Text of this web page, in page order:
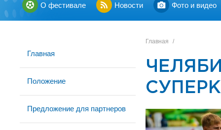
О фестивале Новости Фото и видео
Главная
Положение
Предложение для партнеров
Главная /